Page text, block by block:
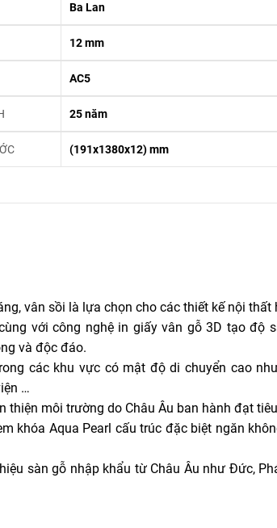
Ba Lan
12 mm
AC5
25 năm
(191x1380x12) mm
vân sồi là lựa chọn cho các thiết kế nội thất
với công nghệ in giấy vân gỗ 3D tạo độ
và độc đáo.
các khu vực có mật độ di chuyển cao
…
môi trường do Châu Âu ban hành đạt
khóa Aqua Pearl cấu trúc đặc biệt ngăn
sàn gỗ nhập khẩu từ Châu Âu như Đức,